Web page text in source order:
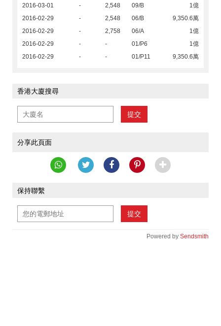
2016-03-01
- 2,548 09/B
1億
2016-02-29
- 2,548 06/B
9,350.6萬
2016-02-29
- 2,758 06/A
1億
2016-02-29
- - 01/P6
1億
2016-02-29
- - 01/P11 9,350.6萬
香港大廈搜尋
提交
分享此頁面
保持聯繫
提交
Powered by Sendsmith